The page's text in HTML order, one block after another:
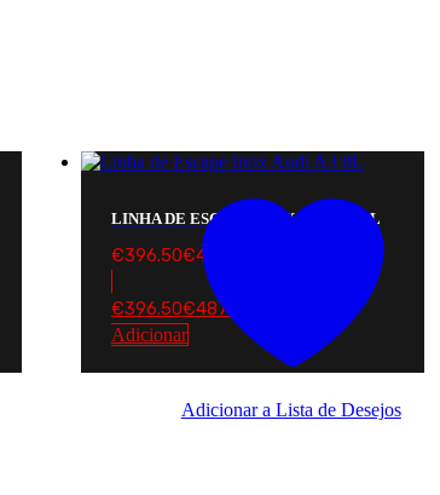
Adicionar a Lista de Desejos
LINHA DE ESCAPE INOX AUDI A3 8L
€396.50€487.70
€396.50€487.70
Adicionar